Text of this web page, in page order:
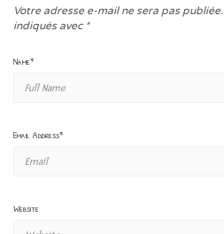
Votre adresse e-mail ne sera pas publiée.
indiqués avec *
Name*
Email Address*
Website